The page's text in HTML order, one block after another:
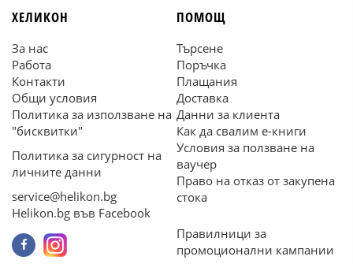
ХЕЛИКОН
За нас
Работа
Контакти
Общи условия
Политика за използване на
"бисквитки"
Политика за сигурност на
личните данни
service@helikon.bg
Helikon.bg във Facebook
ПОМОЩ
Търсене
Поръчка
Плащания
Доставка
Данни за клиента
Как да свалим е-книги
Условия за ползване на
ваучер
Право на отказ от закупена
стока
Правилници за
промоционални кампании